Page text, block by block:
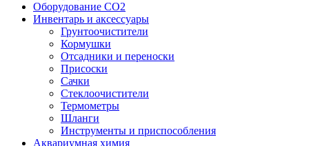
Оборудование CO2
Инвентарь и аксессуары
Грунтоочистители
Кормушки
Отсадники и переноски
Присоски
Сачки
Стеклоочистители
Термометры
Шланги
Инструменты и приспособления
Аквариумная химия